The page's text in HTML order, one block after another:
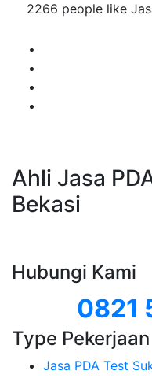
2266 people like
Ahli Jasa
Bekasi
Hubungi Kami
0821
Type Pekerjaan
Jasa PDA Test